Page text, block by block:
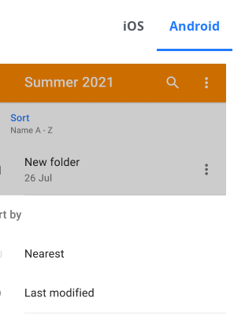
Android
iOS